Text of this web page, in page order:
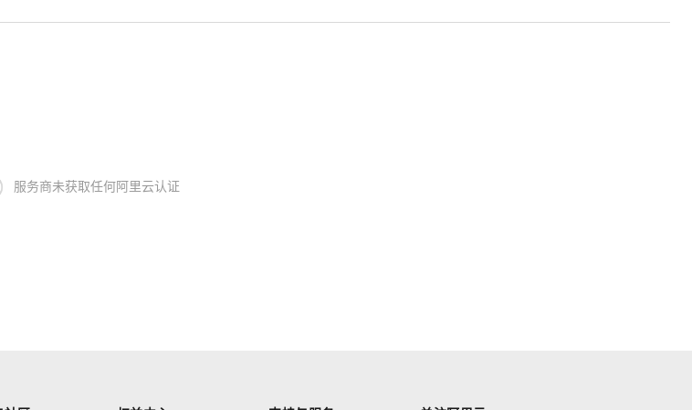
服务商未获取任何阿里云认证